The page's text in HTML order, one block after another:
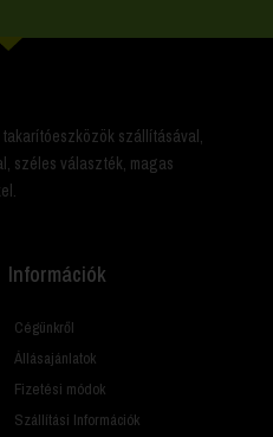
szállításával,
széles választék, magas
Információk
Cégünkről
Állásajánlatok
Fizetési módok
Szállítási Információk